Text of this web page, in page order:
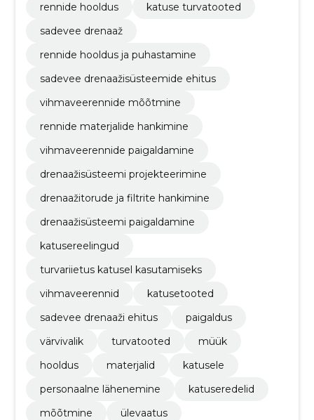
rennide hooldus
katuse turvatooted
sadevee drenaaž
rennide hooldus ja puhastamine
sadevee drenaažisüsteemide ehitus
vihmaveerennide mõõtmine
rennide materjalide hankimine
vihmaveerennide paigaldamine
drenaažisüsteemi projekteerimine
drenaažitorude ja filtrite hankimine
drenaažisüsteemi paigaldamine
katusereelingud
turvariietus katusel kasutamiseks
vihmaveerennid
katusetooted
sadevee drenaaži ehitus
paigaldus
värvivalik
turvatooted
müük
hooldus
materjalid
katusele
personaalne lähenemine
katuseredelid
mõõtmine
ülevaatus